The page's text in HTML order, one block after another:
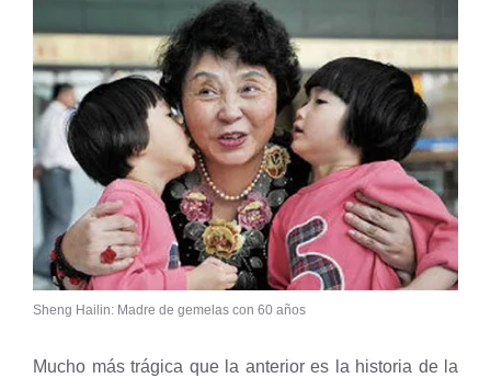
Sheng Hailin: Madre de gemelas con 60 años
Mucho más trágica que la anterior es la historia de la